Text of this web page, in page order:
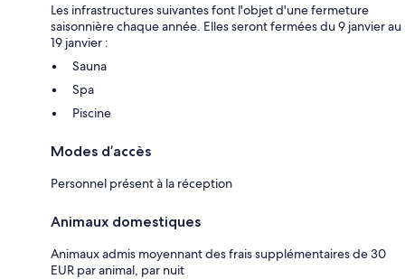
Les infrastructures suivantes font l'objet d'une fermeture
saisonnière chaque année. Elles seront fermées du 9 janvier au
19 janvier :
Sauna
Spa
Piscine
Modes d’accès
Personnel présent à la réception
Animaux domestiques
Animaux admis moyennant des frais supplémentaires de 30
EUR par animal, par nuit